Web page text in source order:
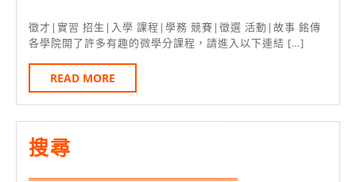
系
同
成
果
的
微
學
分
課
月
15
徵才|實習 招生|入學 課程|學務 競賽|徵選 活動|故事 銘傳
各學院開了許多有趣的微學分課程，請進入以下連結 […]
READ MORE
MORE
搜尋